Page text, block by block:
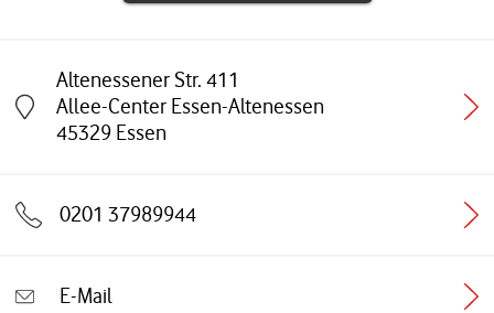
Altenessener Str. 411
Allee-Center Essen-Altenessen
45329 Essen
Link öffnet in einem neuen Tab
0201 37989944
E-Mail